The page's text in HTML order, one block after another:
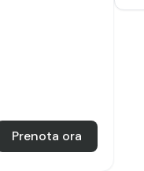
Prenota ora